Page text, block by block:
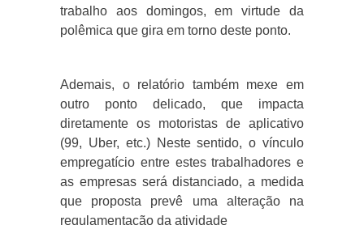
trabalho aos domingos, em virtude da
polêmica que gira em torno deste ponto.
Ademais, o relatório também mexe em
outro ponto delicado, que impacta
diretamente os motoristas de aplicativo
(99, Uber, etc.) Neste sentido, o vínculo
empregatício entre estes trabalhadores e
as empresas será distanciado, a medida
que proposta prevê uma alteração na
regulamentação da atividade